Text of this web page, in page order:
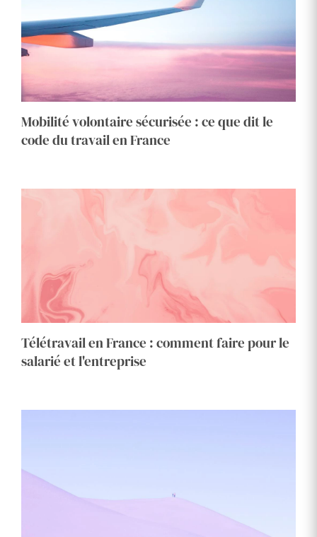
Mobilité volontaire sécurisée : ce que dit le
code du travail en France
Télétravail en France : comment faire pour le
salarié et l'entreprise